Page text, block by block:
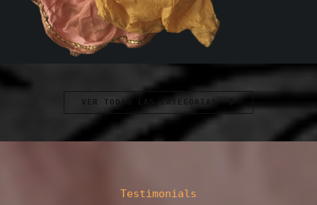
VER TODAS LAS CATEGORIAS
Testimonials